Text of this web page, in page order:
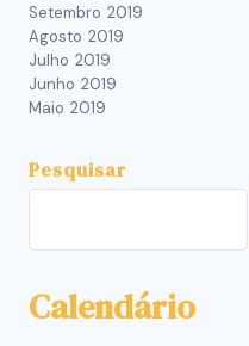
Setembro 2019
Agosto 2019
Julho 2019
Junho 2019
Maio 2019
Pesquisar
Calendário